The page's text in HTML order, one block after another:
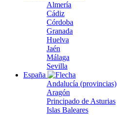
Almería
Cádiz
Córdoba
Granada
Huelva
Jaén
Málaga
Sevilla
España
Andalucía (provincias)
Aragón
Principado de Asturias
Islas Baleares